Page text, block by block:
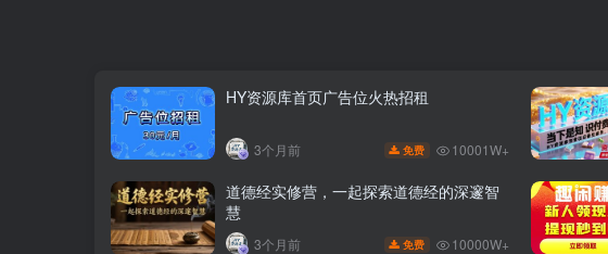
HY资源库首页广告位火热招租
3个月前 免费 10001W+
道德经实修营，一起探索道德经的深邃智
慧
3个月前 免费 10000W+